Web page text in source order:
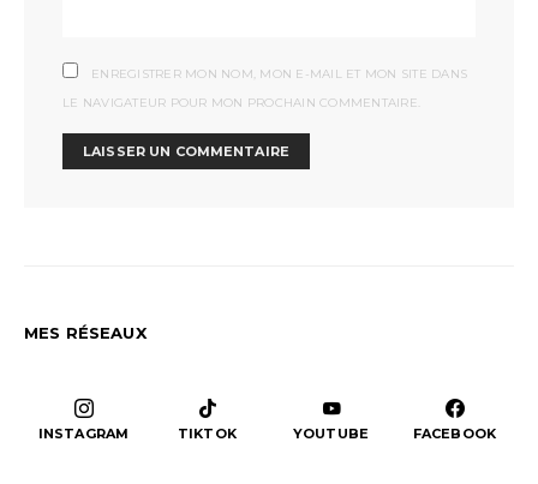
ENREGISTRER MON NOM, MON E-MAIL ET MON SITE DANS
LE NAVIGATEUR POUR MON PROCHAIN COMMENTAIRE.
MES RÉSEAUX
INSTAGRAM TIKTOK YOUTUBE FACEBOOK